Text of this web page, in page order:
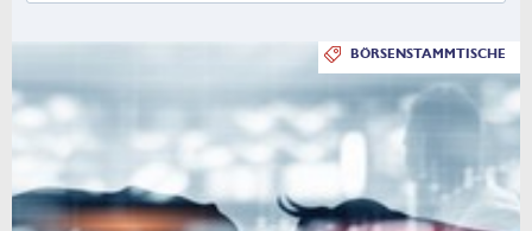
BÖRSENSTAMMTISCHE